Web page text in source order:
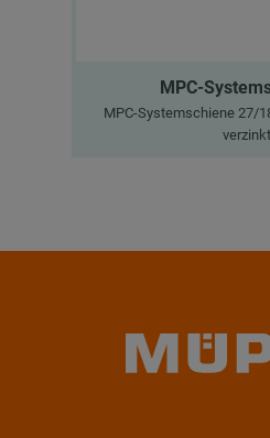
MPC-
MPC-Systemschiene 27/
verzinkt